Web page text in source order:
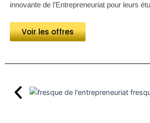
innovante de l’Entrepreneuriat pour leurs
Voir les offres